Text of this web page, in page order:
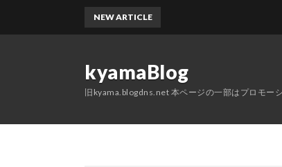
kyamaBlog
旧kyama.blogdns.net 本ページの一部はプロモー
NEW ARTICLE